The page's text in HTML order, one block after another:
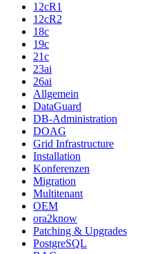
12cR1
12cR2
18c
19c
21c
23ai
26ai
Allgemein
DataGuard
DB-Administration
DOAG
Grid Infrastructure
Installation
Konferenzen
Migration
Multitenant
OEM
ora2know
Patching & Upgrades
PostgreSQL